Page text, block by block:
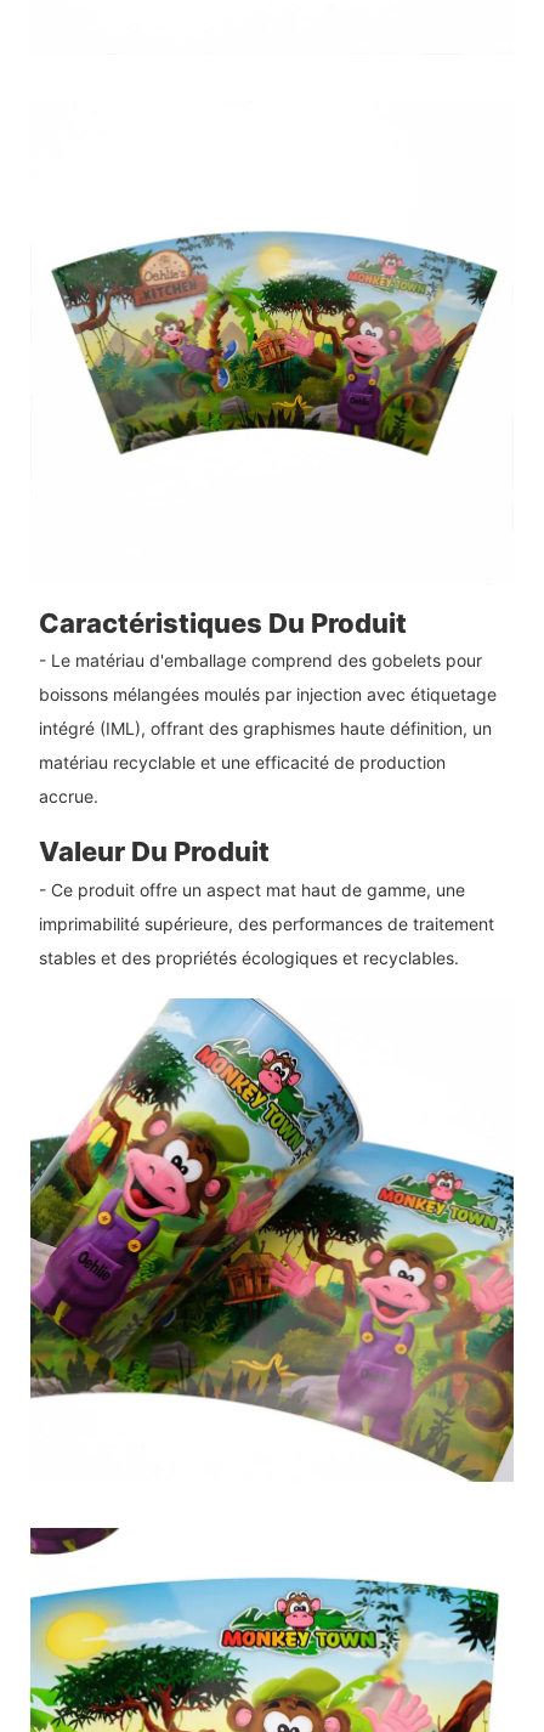
Caractéristiques Du Produit
- Le matériau d'emballage comprend des gobelets pour
boissons mélangées moulés par injection avec étiquetage
intégré (IML), offrant des graphismes haute définition, un
matériau recyclable et une efficacité de production
accrue.
Valeur Du Produit
- Ce produit offre un aspect mat haut de gamme, une
imprimabilité supérieure, des performances de traitement
stables et des propriétés écologiques et recyclables.